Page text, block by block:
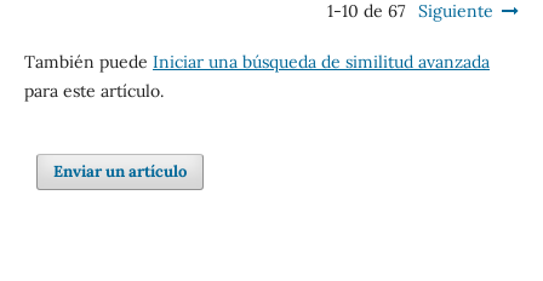
1-10 de 67 Siguiente
También puede Iniciar una búsqueda de similitud avanzada
para este artículo.
Enviar un artículo